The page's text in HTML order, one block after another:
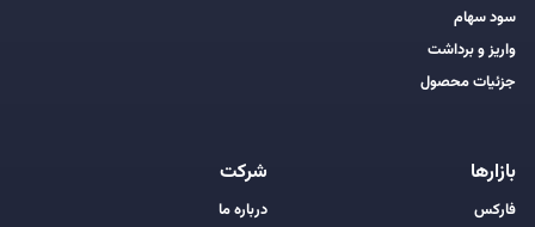
سود سهام
واریز و برداشت
جزئیات محصول
بازارها
فارکس
شرکت
درباره ما